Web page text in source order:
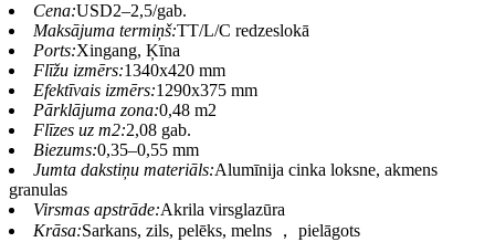
Cena:USD2–2,5/gab.
Maksājuma termiņš:TT/L/C redzeslokā
Ports:Xingang, Ķīna
Flīžu izmērs:1340x420 mm
Efektīvais izmērs:1290x375 mm
Pārklājuma zona:0,48 m2
Flīzes uz m2:2,08 gab.
Biezums:0,35–0,55 mm
Jumta dakstiņu materiāls:Alumīnija cinka loksne, akmens
granulas
Virsmas apstrāde:Akrila virsglazūra
Krāsa:Sarkans, zils, pelēks, melns ， pielāgots